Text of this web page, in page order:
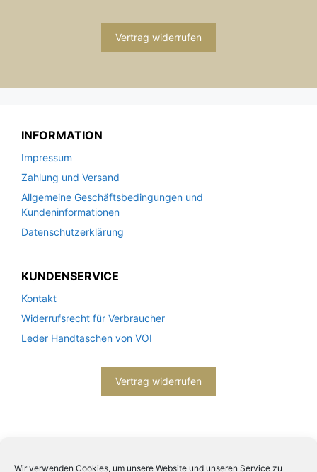
Wir verwenden Cookies, um unsere Website und unseren Service zu
Vertrag widerrufen
INFORMATION
Impressum
Zahlung und Versand
Allgemeine Geschäftsbedingungen und
Kundeninformationen
Datenschutzerklärung
KUNDENSERVICE
Kontakt
Widerrufsrecht für Verbraucher
Leder Handtaschen von VOI
Vertrag widerrufen